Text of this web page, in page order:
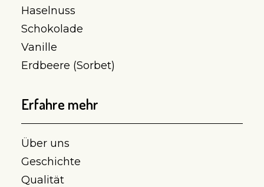
Haselnuss
Schokolade
Vanille
Erdbeere (Sorbet)
Erfahre mehr
Über uns
Geschichte
Qualität